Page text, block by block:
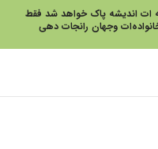
ات اندیشه پاک خواهد شد فقط
وجهان رانجات دهی